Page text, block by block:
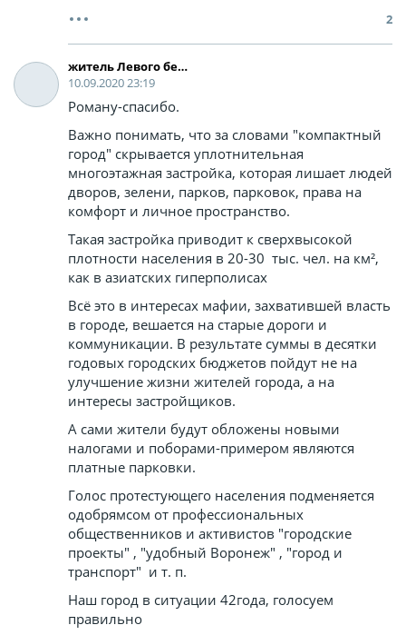
2
житель Левого берега
10.09.2020 23:19
Роману-спасибо.
Важно понимать, что за словами "компактный
город" скрывается уплотнительная
многоэтажная застройка, которая лишает людей
дворов, зелени, парков, парковок, права на
комфорт и личное пространство.
Такая застройка приводит к сверхвысокой
плотности населения в 20-30 тыс. чел. на км²,
как в азиатских гиперполисах
Всë это в интересах мафии, захватившей власть
в городе, вешается на старые дороги и
коммуникации. В результате суммы в десятки
годовых городских бюджетов пойдут не на
улучшение жизни жителей города, а на
интересы застройщиков.
А сами жители будут обложены новыми
налогами и поборами-примером являются
платные парковки.
Голос протестующего населения подменяется
одобрямсом от профессиональных
общественников и активистов "городские
проекты" , "удобный Воронеж" , "город и
транспорт" и т. п.
Наш город в ситуации 42года, голосуем
правильно